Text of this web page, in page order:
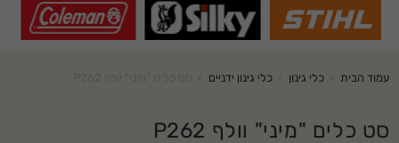
עמוד הבית כלי גינון כלי גינון ידניים
סט כלים "מיני" וולף P262